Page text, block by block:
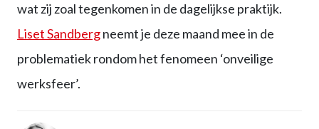
wat zij zoal tegenkomen in de dagelijkse praktijk.
Liset Sandbergneemt je deze maand mee in de
problematiek rondom het fenomeen ‘onveilige
werksfeer’.